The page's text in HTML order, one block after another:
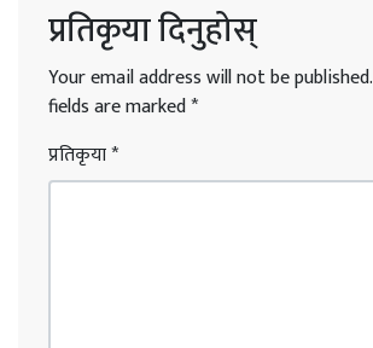
प्रतिकृया दिनुहोस्
Your email address will not be published.
fields are marked*
प्रतिकृया*